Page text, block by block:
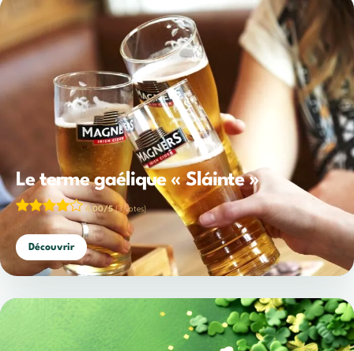
Le terme gaélique « Sláinte »
4,00/5(3 votes)
Découvrir